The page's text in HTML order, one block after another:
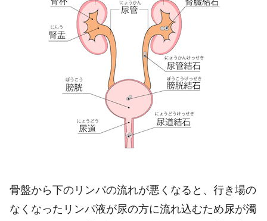
骨盤から下のリンパの流れが悪くなると、行き場の
なくなったリンパ液が尿の方に流れ込むため尿が濁